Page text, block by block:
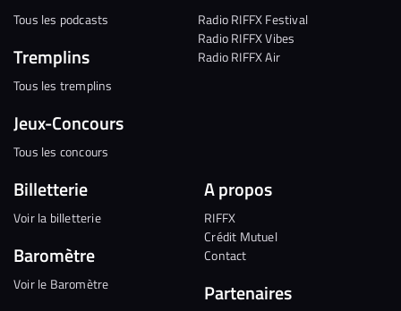
Tous les podcasts
Tremplins
Tous les tremplins
Jeux-Concours
Tous les concours
Radio RIFFX Festival
Radio RIFFX Vibes
Radio RIFFX Air
Billetterie
Voir la billetterie
Baromètre
Voir le Baromètre
A propos
RIFFX
Crédit Mutuel
Contact
Partenaires